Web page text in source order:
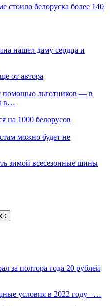
стоило белоруска более 140
нашел даму сердца и
от автора
помощью льготников — в
в…
на 1000 белорусов
можно будет не
зимой всесезонные шины
за полтора года 20 рублей
условия в 2022 году –…